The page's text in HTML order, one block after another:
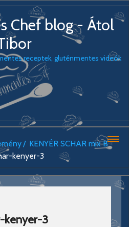
Chef blog - Átol
receptek, gluténmentes videók
KENYÉR SCHAR mix B
kenyer-3
kenyer-3